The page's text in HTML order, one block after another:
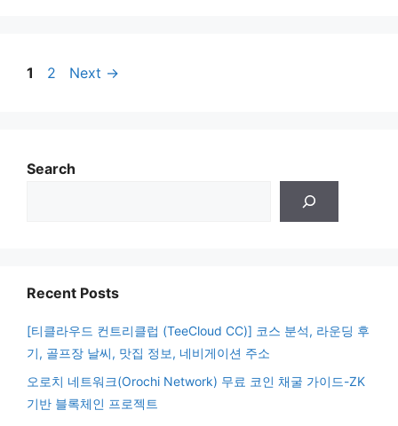
다. 1. Flux 가상화폐란? 개요:Flux는 탈중앙화 클라우
Page
1 Page
2 Next →
Search
Recent Posts
[티클라우드 컨트리클럽 (TeeCloud CC)] 코스 분석, 라운딩 후
기, 골프장 날씨, 맛집 정보, 네비게이션 주소
오로치 네트워크(Orochi Network) 무료 코인 채굴 가이드-ZK
기반 블록체인 프로젝트